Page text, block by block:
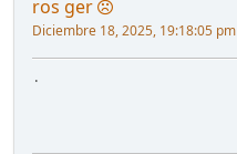
ros ger
Diciembre 18, 2025, 19:18:05 pm
.